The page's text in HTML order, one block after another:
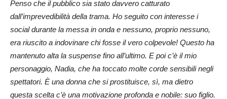
Penso che il pubblico sia stato davvero catturato
dall’imprevedibilità della trama. Ho seguito con interesse i
social durante la messa in onda e nessuno, proprio nessuno,
era riuscito a indovinare chi fosse il vero colpevole! Questo ha
mantenuto alta la suspense fino all’ultimo. E poi c’è il mio
personaggio, Nadia, che ha toccato molte corde sensibili negli
spettatori. È una donna che si prostituisce, sì, ma dietro
questa scelta c’è una motivazione profonda e nobile: suo figlio.